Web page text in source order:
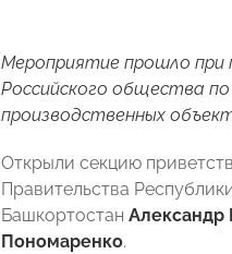
Мероприятие прошло при
Российского общества
производственных
Открыли секцию
Правительства
Башкортостан Александр
Пономаренко.